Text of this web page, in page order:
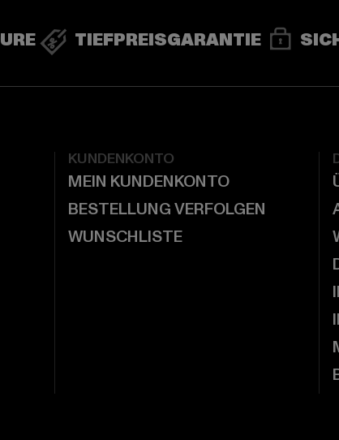
TIEFPREISGARANTIE
KUNDENKONTO
MEIN KUNDENKONTO
BESTELLUNG VERFOLGEN
WUNSCHLISTE